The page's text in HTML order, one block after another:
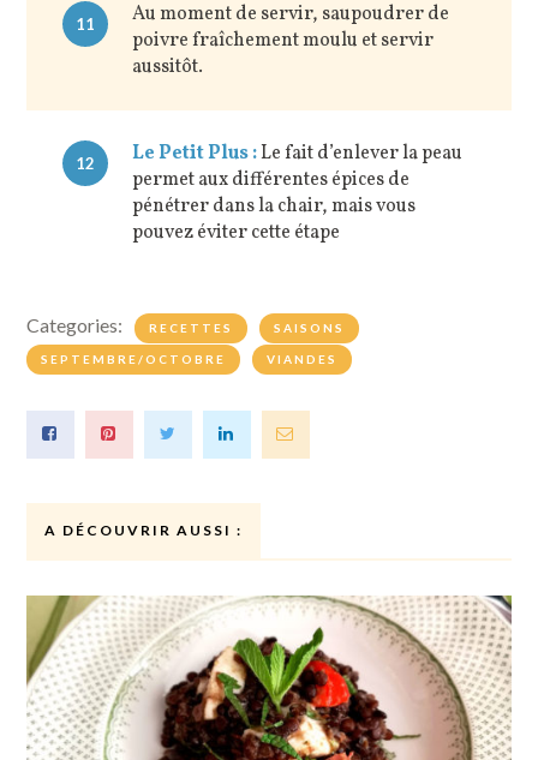
11
Au moment de servir, saupoudrer de
poivre fraîchement moulu et servir
aussitôt.
12 Le Petit Plus :Le fait d’enlever la peau
permet aux différentes épices de
pénétrer dans la chair, mais vous
pouvez éviter cette étape
Categories: RECETTES SAISONS
SEPTEMBRE/OCTOBRE VIANDES
A DÉCOUVRIR AUSSI :